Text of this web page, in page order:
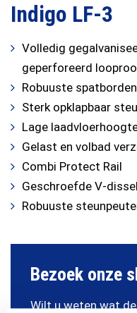
Indigo LF-3
Volledig
geperforeerd
Robuuste
Sterk opklapbaar
Lage
Gelast en volbad
Combi Protect Rail
Geschroefde V-dissel
Robuuste
Bezoek onze
Wilt u weten wat